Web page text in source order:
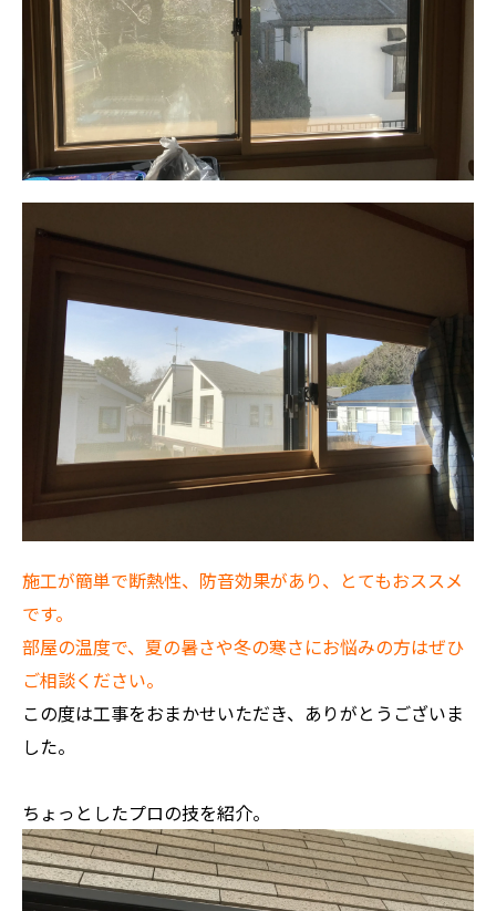
施工が簡単で断熱性、防音効果があり、とてもおススメ
です。
部屋の温度で、夏の暑さや冬の寒さにお悩みの方はぜひ
ご相談ください。
この度は工事をおまかせいただき、ありがとうございま
した。
ちょっとしたプロの技を紹介。